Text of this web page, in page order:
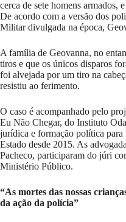
cerca de sete homens armados,
De acordo com a versão dos
Militar divulgada na época,
A família de Geovanna, no
tiros e que os únicos disparos
foi alvejada por um tiro na
resistiu ao ferimento.
O caso é acompanhado pelo
Eu Não Chegar, do Instituto
jurídica e formação política
Estado desde 2015. As
Pacheco, participaram do júri
Ministério Público.
“As mortes das nossas
da ação da polícia”